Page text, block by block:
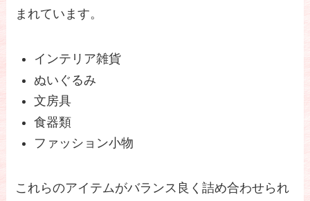
まれています。
インテリア雑貨
ぬいぐるみ
文房具
食器類
ファッション小物
これらのアイテムがバランス良く詰め合わせられ